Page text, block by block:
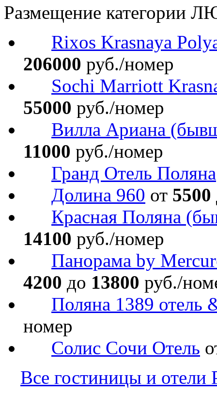
Размещение категории
Rixos Krasnaya
206000 руб./номер
Sochi Marriott
55000 руб./номер
Вилла Ариана
11000 руб./номер
Гранд Отель Поляна
Долина 960 от 5500
Красная Поляна
14100 руб./номер
Панорама by
4200 до 13800 руб./
Поляна 1389 отель
номер
Солис Сочи Отель
Все гостиницы и отели